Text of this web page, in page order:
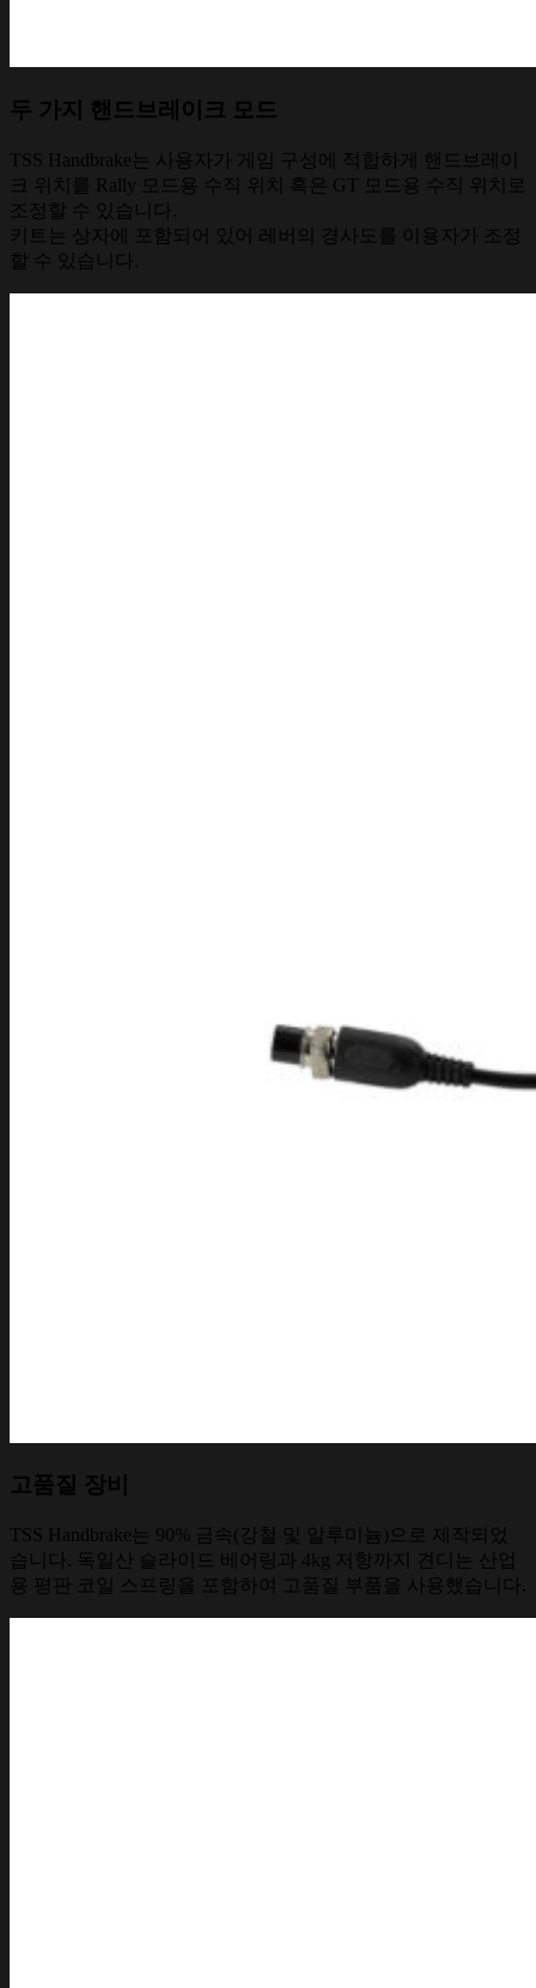
두 가지 핸드브레이크 모드
TSS Handbrake는 사용자가 게임 구성에 적합하게 핸드브레이
크 위치를 Rally 모드용 수직 위치 혹은 GT 모드용 수직 위치로
조정할 수 있습니다.
키트는 상자에 포함되어 있어 레버의 경사도를 이용자가 조정
할 수 있습니다.
고품질 장비
TSS Handbrake는 90% 금속(강철 및 알루미늄)으로 제작되었
습니다. 독일산 슬라이드 베어링과 4kg 저항까지 견디는 산업
용 평판 코일 스프링을 포함하여 고품질 부품을 사용했습니다.